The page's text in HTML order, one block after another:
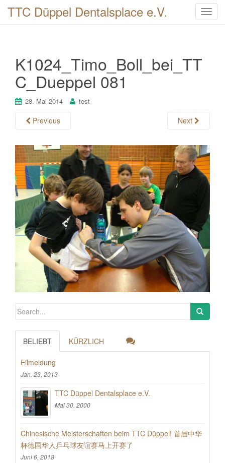
T
t
i
o
n
TTC Düppel Dentalsplace e.V.
K1024_Timo_Boll_bei_TT
C_Dueppel 081
28. Mai 2014 test
Previous Next
BELIEBT KÜRZLICH
Eilmeldung
Jan. 23, 2013
TTC Düppel Dentalsplace e.V.
Mai 30, 2000
Chinesische Meisterschaften beim TTC Düppel! 首届中华
杯德国华人乒乓球友谊赛马上开赛了
Juni 6, 2018